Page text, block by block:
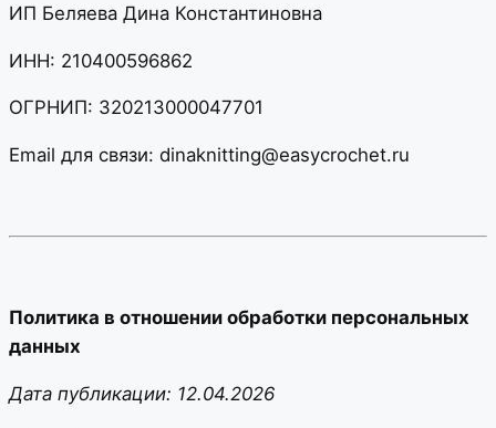
ИП Беляева Дина Константиновна
ИНН: 210400596862
ОГРНИП: 320213000047701
Email для связи: dinaknitting@easycrochet.ru
Политика в отношении обработки персональных
данных
Дата публикации: 12.04.2026